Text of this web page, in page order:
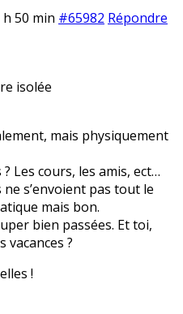
50 min #65982 Répondre
isolée
mais physiquement
Les cours, les amis, ect…
s’envoient pas tout le
mais bon.
bien passées. Et toi,
vacances ?
!